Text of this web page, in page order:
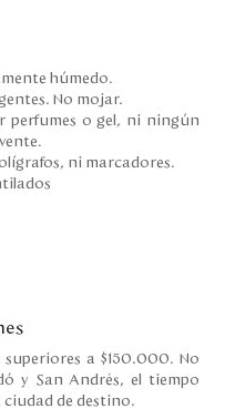
húmedo.
No mojar.
perfumes o gel, ni ningún
ni marcadores.
a $150.000. No
y San Andrés, el tiempo
ciudad de destino.